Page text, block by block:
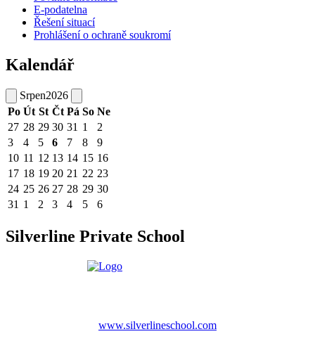
E-podatelna
Řešení situací
Prohlášení o ochraně soukromí
Kalendář
Srpen2026
Po Út St Čt Pá So Ne
27 28 29 30 31 1
2
3
4 5 6 7 8
9
10 11 12 13 14 15 16
17 18 19 20 21 22 23
24 25 26 27 28 29 30
31 1 2 3 4 5 6
Silverline Private School
www.silverlineschool.com